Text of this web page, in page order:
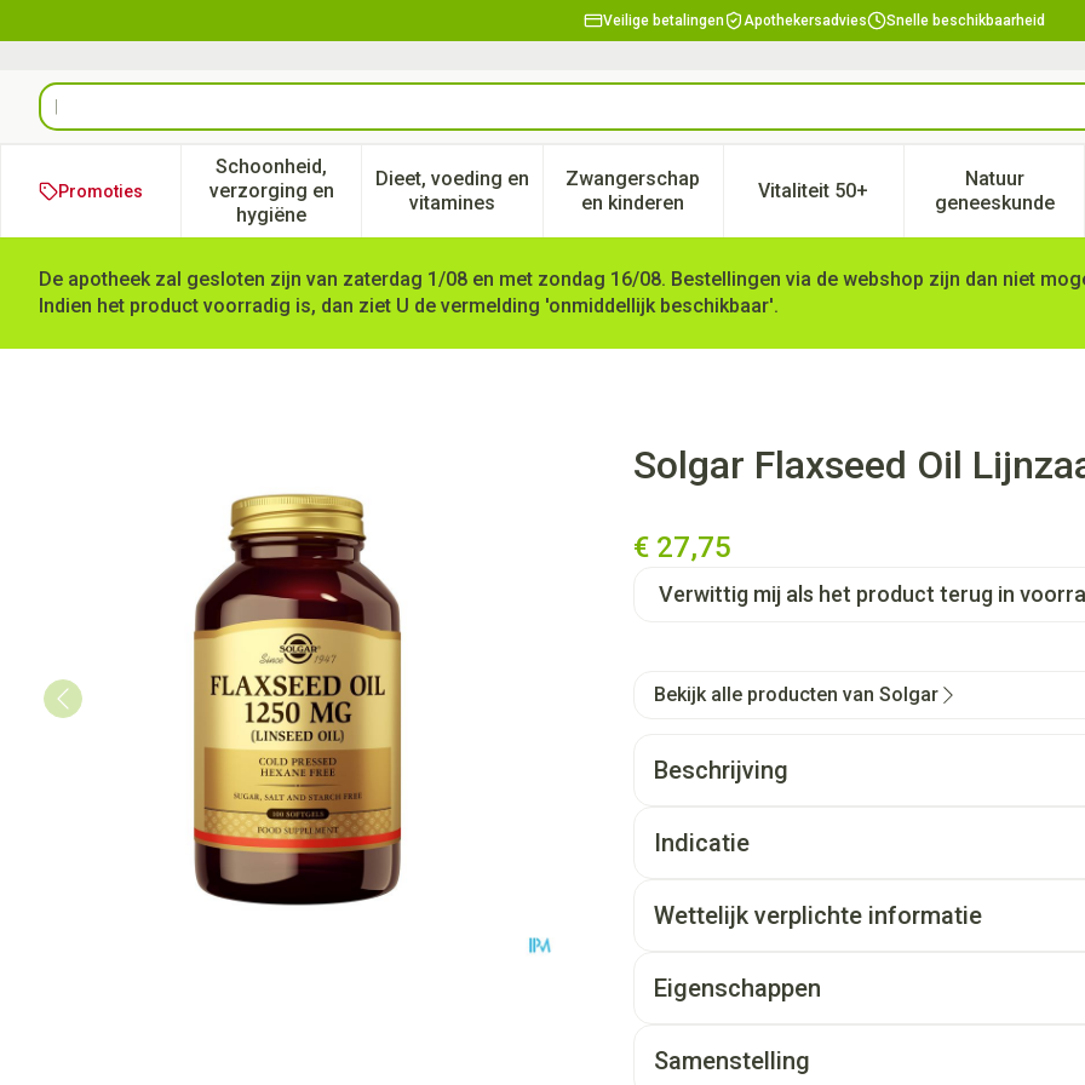
Veilige betalingen Apothekersadvies Snelle beschikbaarheid
Product, merk, categorie...
Promoties
Schoonheid,
verzorging en
hygiëne
Toon submenu voor Schoonheid, verzorging en hygiëne categorie
Dieet, voeding en
vitaminesToon submenu voor Dieet, voeding en vitamines categorie
Zwangerschap
en kinderenToon submenu voor Zwangerschap en kinderen
Vitaliteit 50+Toon submenu voor Vitaliteit
Natuur
geneeskunde
Toon
De apotheek zal gesloten zijn van zaterdag 1/08 en met zondag 16/08. Bestellingen via de webshop zijn dan niet
Indien het product voorradig is, dan ziet U de vermelding 'onmiddellijk beschikbaar'.
Solgar Flaxseed Oil Lijnzaadol. Softgel 100x1250mg
Solgar Flaxseed Oil
€ 27,75
Verwittig mij als het product terug in
Bekijk alle producten van Solgar
Beschrijving
Indicatie
Wettelijk verplichte informatie
Eigenschappen
Samenstelling